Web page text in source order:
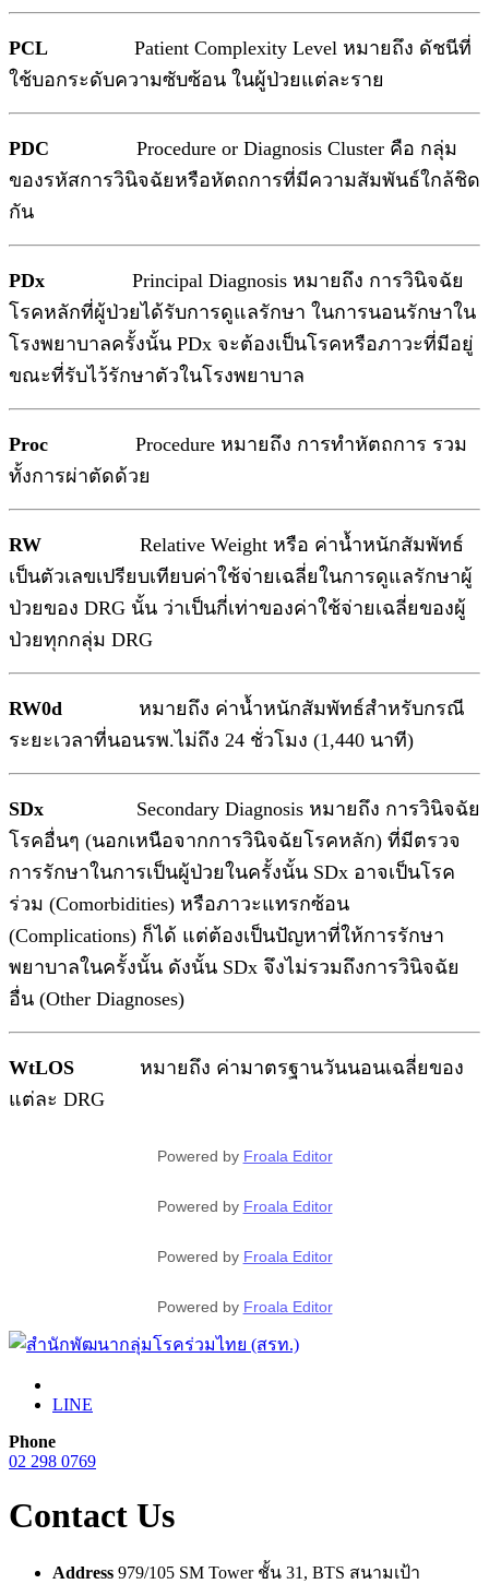
PCL Patient Complexity Level หมายถึง ดัชนีที่
ใช้บอกระดับความซับซ้อน ในผู้ป่วยแต่ละราย
PDC Procedure or Diagnosis Cluster คือ กลุ่ม
ของรหัสการวินิจฉัยหรือหัตถการที่มีความสัมพันธ์ใกล้ชิด
กัน
PDx Principal Diagnosis หมายถึง การวินิจฉัย
โรคหลักที่ผู้ป่วยได้รับการดูแลรักษา ในการนอนรักษาใน
โรงพยาบาลครั้งนั้น PDx จะต้องเป็นโรคหรือภาวะที่มีอยู่
ขณะที่รับไว้รักษาตัวในโรงพยาบาล
Proc Procedure หมายถึง การทำหัตถการ รวม
ทั้งการผ่าตัดด้วย
RW Relative Weight หรือ ค่าน้ำหนักสัมพัทธ์
เป็นตัวเลขเปรียบเทียบค่าใช้จ่ายเฉลี่ยในการดูแลรักษาผู้
ป่วยของ DRG นั้น ว่าเป็นกี่เท่าของค่าใช้จ่ายเฉลี่ยของผู้
ป่วยทุกกลุ่ม DRG
RW0d หมายถึง ค่าน้ำหนักสัมพัทธ์สำหรับกรณี
ระยะเวลาที่นอนรพ.ไม่ถึง 24 ชั่วโมง (1,440 นาที)
SDx Secondary Diagnosis หมายถึง การวินิจฉัย
โรคอื่นๆ (นอกเหนือจากการวินิจฉัยโรคหลัก) ที่มีตรวจ
การรักษาในการเป็นผู้ป่วยในครั้งนั้น SDx อาจเป็นโรค
ร่วม (Comorbidities) หรือภาวะแทรกซ้อน
(Complications) ก็ได้ แต่ต้องเป็นปัญหาที่ให้การรักษา
พยาบาลในครั้งนั้น ดังนั้น SDx จึงไม่รวมถึงการวินิจฉัย
อื่น (Other Diagnoses)
WtLOS หมายถึง ค่ามาตรฐานวันนอนเฉลี่ยของ
แต่ละ DRG
Powered by Froala Editor
Powered by Froala Editor
Powered by Froala Editor
Powered by Froala Editor
LINE
Phone
02 298 0769
Contact Us
Address 979/105 SM Tower ชั้น 31, BTS สนามเป้า